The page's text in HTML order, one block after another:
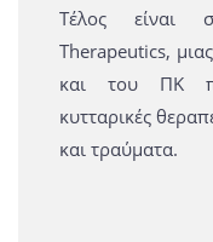
Τέλος είναι
Therapeutics,
και του ΠK
κυτταρικές
και τραύματα.